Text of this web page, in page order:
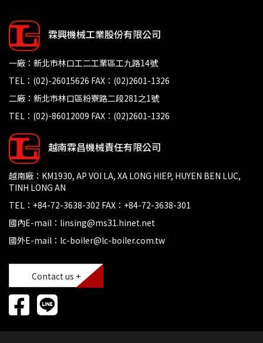
霖興機械工業股份有限公司
一廠：新北市林口工二工業區工九路14號
TEL：(02)-26015626 FAX：(02)2601-1326
二廠：新北市林口區粉寮路二段281之1號
TEL：(02)-86012009 FAX：(02)2601-1326
越南霖昌機械責任有限公司
越南廠：KM1930, AP VOI LA, XA LONG HIEP, HUYEN BEN LUC,
TINH LONG AN
TEL：+84-72-3638-302 FAX：+84-72-3638-301
國內E-mail：linsing@ms31.hinet.net
國外E-mail：lc-boiler@lc-boiler.com.tw
Contact us +